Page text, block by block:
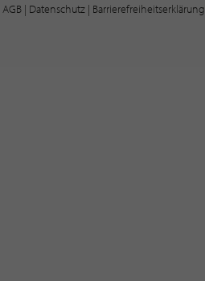
AGB | Datenschutz | Barrierefreiheitserklärung